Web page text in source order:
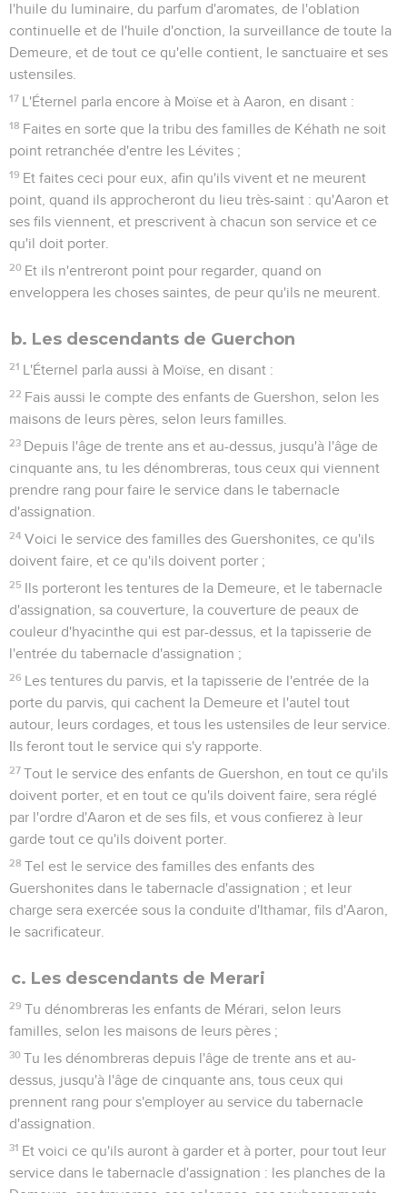
l'huile du luminaire, du parfum d'aromates, de l'oblation
continuelle et de l'huile d'onction, la surveillance de toute la
Demeure, et de tout ce qu'elle contient, le sanctuaire et ses
ustensiles.
17 L'Éternel parla encore à Moïse et à Aaron, en disant :
18 Faites en sorte que la tribu des familles de Kéhath ne soit
point retranchée d'entre les Lévites ;
19 Et faites ceci pour eux, afin qu'ils vivent et ne meurent
point, quand ils approcheront du lieu très-saint : qu'Aaron et
ses fils viennent, et prescrivent à chacun son service et ce
qu'il doit porter.
20 Et ils n'entreront point pour regarder, quand on
enveloppera les choses saintes, de peur qu'ils ne meurent.
b. Les descendants de Guerchon
21 L'Éternel parla aussi à Moïse, en disant :
22 Fais aussi le compte des enfants de Guershon, selon les
maisons de leurs pères, selon leurs familles.
23 Depuis l'âge de trente ans et au-dessus, jusqu'à l'âge de
cinquante ans, tu les dénombreras, tous ceux qui viennent
prendre rang pour faire le service dans le tabernacle
d'assignation.
24 Voici le service des familles des Guershonites, ce qu'ils
doivent faire, et ce qu'ils doivent porter ;
25 Ils porteront les tentures de la Demeure, et le tabernacle
d'assignation, sa couverture, la couverture de peaux de
couleur d'hyacinthe qui est par-dessus, et la tapisserie de
l'entrée du tabernacle d'assignation ;
26 Les tentures du parvis, et la tapisserie de l'entrée de la
porte du parvis, qui cachent la Demeure et l'autel tout
autour, leurs cordages, et tous les ustensiles de leur service.
Ils feront tout le service qui s'y rapporte.
27 Tout le service des enfants de Guershon, en tout ce qu'ils
doivent porter, et en tout ce qu'ils doivent faire, sera réglé
par l'ordre d'Aaron et de ses fils, et vous confierez à leur
garde tout ce qu'ils doivent porter.
28 Tel est le service des familles des enfants des
Guershonites dans le tabernacle d'assignation ; et leur
charge sera exercée sous la conduite d'Ithamar, fils d'Aaron,
le sacrificateur.
c. Les descendants de Merari
29 Tu dénombreras les enfants de Mérari, selon leurs
familles, selon les maisons de leurs pères ;
30 Tu les dénombreras depuis l'âge de trente ans et au-
dessus, jusqu'à l'âge de cinquante ans, tous ceux qui
prennent rang pour s'employer au service du tabernacle
d'assignation.
31 Et voici ce qu'ils auront à garder et à porter, pour tout leur
service dans le tabernacle d'assignation : les planches de la